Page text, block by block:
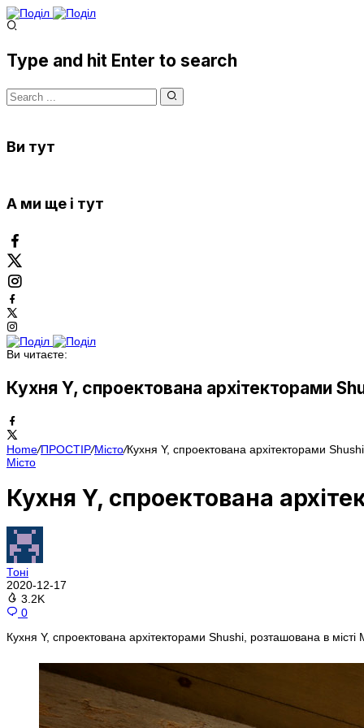
Type and hit Enter to search
Ви тут
А ми ще і тут
Ви читаєте:
Кухня Y, спроектована архітекторами
Home/ПРОСТІР/Місто/Кухня Y, спроектована архітекторами
Місто
Кухня Y, спроектована
Тоні
2020-12-17
3.2K
0
Кухня Y, спроектована архітекторами Shushi, розташована в